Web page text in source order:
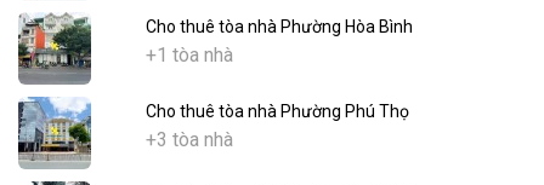
Cho thuê tòa nhà Phường Hòa Bình
+1 tòa nhà
Cho thuê tòa nhà Phường Phú Thọ
+3 tòa nhà